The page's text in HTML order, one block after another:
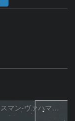
シュヴァスマン-ヴァハマン彗星 ( 29P )：2026/05/31